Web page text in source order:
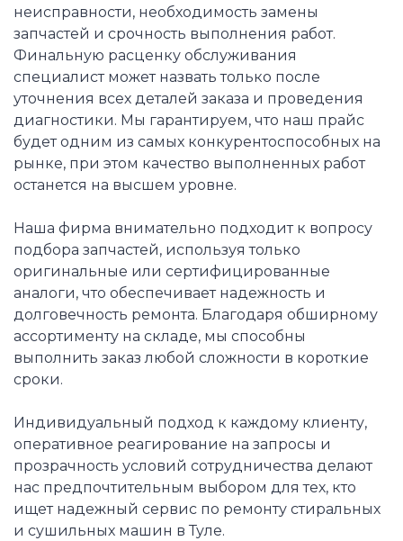
неисправности, необходимость замены
запчастей и срочность выполнения работ.
Финальную расценку обслуживания
специалист может назвать только после
уточнения всех деталей заказа и проведения
диагностики. Мы гарантируем, что наш прайс
будет одним из самых конкурентоспособных на
рынке, при этом качество выполненных работ
останется на высшем уровне.
Наша фирма внимательно подходит к вопросу
подбора запчастей, используя только
оригинальные или сертифицированные
аналоги, что обеспечивает надежность и
долговечность ремонта. Благодаря обширному
ассортименту на складе, мы способны
выполнить заказ любой сложности в короткие
сроки.
Индивидуальный подход к каждому клиенту,
оперативное реагирование на запросы и
прозрачность условий сотрудничества делают
нас предпочтительным выбором для тех, кто
ищет надежный сервис по ремонту стиральных
и сушильных машин в Туле.